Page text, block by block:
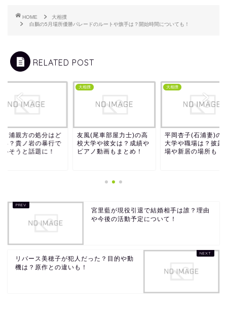
HOME
大相撲
白鵬の5月場所優勝パレードのルートや旗手は？開始時間についても！
RELATED POST
ノ浦親方の処分はど
る？貴ノ岩の暴行で
いそうと話題に！
大相撲
友風(尾車部屋力士)の高
校大学や彼女は？成績や
ピアノ動画もまとめ！
大相撲
平岡杏子(石浦妻)の
大学や職場は？披露
場や新居の場所も！
宮里藍が現役引退で結婚相手は誰？理由
や今後の活動予定について！
リバース美穂子が犯人だった？目的や動
機は？原作との違いも！